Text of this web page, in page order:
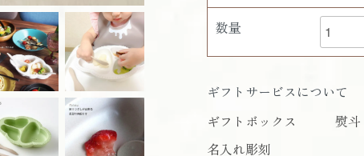
数量
ギフトサービスについて
ギフトボックス
熨斗
名入れ彫刻